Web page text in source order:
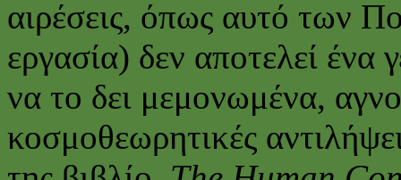
αιρέσεις, όπως αυτό των
εργασία) δεν αποτελεί ένα
να το δει μεμονωμένα,
κοσμοθεωρητικές